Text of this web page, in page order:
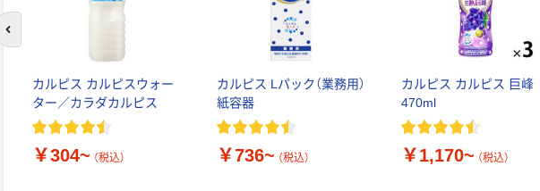
カルピス カルピスウォー
ター／カラダカルピス
￥304~ （税込）
カルピス Lパック（業務用）
紙容器
￥736~ （税込）
カルピス カルピス 巨峰
470ml
￥1,170~ （税込）
リコ袋 1箱（10
￥3,536 （税込）
カゴへ
プライスダウン
グリコ プレミア
ム熟カレー
オリジナル
ダーバッグ 江崎
助食品
￥980~
クラッツ＜ペッ
グリコ おつまみ
クラッカー ビス